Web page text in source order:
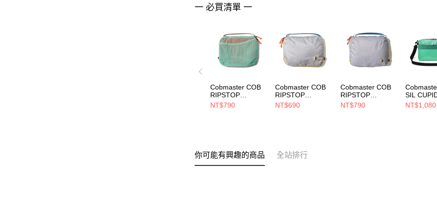
一 必買清單 一
Cobmaster COB
RIPSTOP
TRAVEL CUBE M
旅行包 MINT
NT$790
Cobmaster COB
RIPSTOP
TRAVEL CUBE S
旅行包 GRAY
NT$690
Cobmaster COB
RIPSTOP
TRAVEL CUBE M
旅行包 GRAY
NT$790
SIL
包 Mint
NT$1,080
你可能有興趣的商品 全站排行